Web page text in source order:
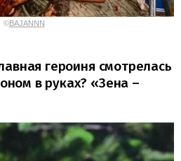
©BAJANNN
героиня смотрелась
в руках? «Зена –